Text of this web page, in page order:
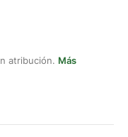
atribución. Más